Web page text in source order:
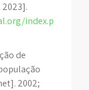
2023].
index.p
de
2002;